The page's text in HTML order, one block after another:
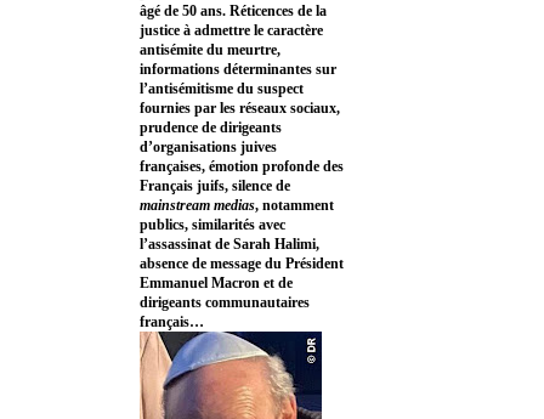
âgé de 50 ans. Réticences de la
justice à admettre le caractère
antisémite du meurtre,
informations déterminantes sur
l’antisémitisme du suspect
fournies par les réseaux sociaux,
prudence de dirigeants
d’organisations juives
françaises, émotion profonde des
Français juifs, silence de
mainstream medias, notamment
publics, similarités avec
l’assassinat de Sarah Halimi,
absence de message du Président
Emmanuel Macron et de
dirigeants communautaires
français…